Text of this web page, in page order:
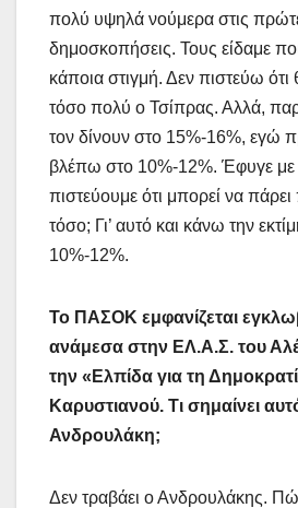
πολύ υψηλά νούμερα στις
δημοσκοπήσεις. Τους είδαμε
κάποια στιγμή. Δεν πιστεύω ότι
τόσο πολύ ο Τσίπρας. Αλλά,
τον δίνουν στο 15%-16%, εγώ
βλέπω στο 10%-12%. Έφυγε με
πιστεύουμε ότι μπορεί να
τόσο; Γι’ αυτό και κάνω την
10%-12%.
Το ΠΑΣΟΚ εμφανίζεται
ανάμεσα στην ΕΛ.Α.Σ. του
την «Ελπίδα για τη
Καρυστιανού. Τι σημαίνει
Ανδρουλάκη;
Δεν τραβάει ο Ανδρουλάκης.